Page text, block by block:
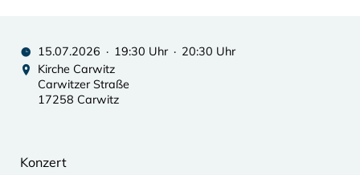
15.07.2026 · 19:30 Uhr · 20:30 Uhr
Kirche Carwitz
Carwitzer Straße
17258 Carwitz
Konzert